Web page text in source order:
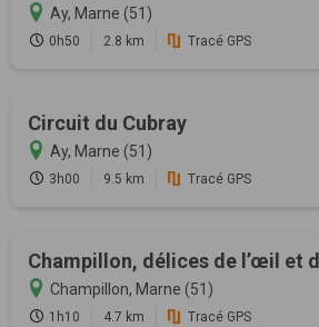
Ay, Marne (51)
0h50 2.8 km Tracé GPS
Circuit du Cubray
Ay, Marne (51)
3h00 9.5 km Tracé GPS
Champillon, délices de l’œil et
Champillon, Marne (51)
1h10 4.7 km Tracé GPS